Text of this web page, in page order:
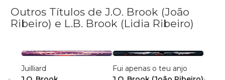
Outros Títulos de J.O. Brook (João
Ribeiro) e L.B. Brook (Lidia Ribeiro)
Juilliard
Fui apenas o teu anjo